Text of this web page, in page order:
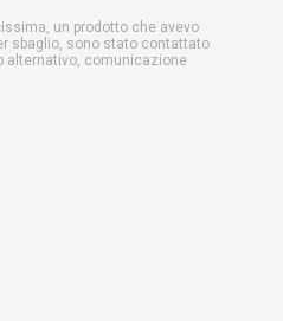
un prodotto che avevo
sbaglio, sono stato contattato
alternativo, comunicazione